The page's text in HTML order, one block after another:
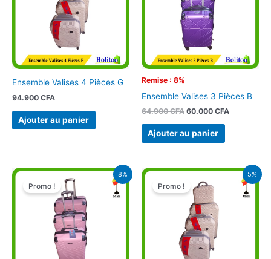
Ensemble Valises 4 Pièces G
94.900 CFA
Ajouter au panier
Remise : 8%
Ensemble Valises 3 Pièces B
64.900CFA 60.000 CFA
Ajouter au panier
8%
Promo !
Le
prix
initial
était :
64.900 CFA.
Le
prix
actuel
est :
5%
Promo !
Le
prix
initial
était :
94.900 CFA.
Le
prix
actuel
est :